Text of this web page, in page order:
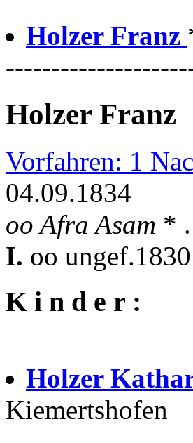
Holzer Franz
Holzer Franz
Vorfahren: 1
04.09.1834
oo Afra Asam *
I. oo
K i n d e r :
Holzer
Kiemertshofen